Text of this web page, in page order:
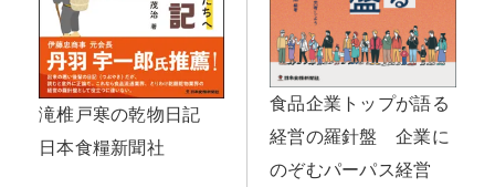
滝椎戸寒の乾物日記
日本食糧新聞社
食品企業トップが語る
経営の羅針盤 企業に
のぞむパーパス経営